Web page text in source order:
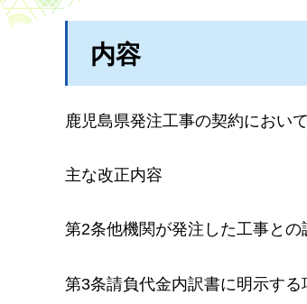
内容
鹿児島県発注工事の契約におい
主な改正内容
第2条他機関が発注した工事との
第3条請負代金内訳書に明示する